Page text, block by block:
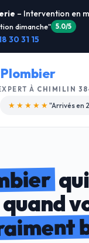
– Intervention en
!" 4.9/5
30 31 15
Plombier
À CHIMILIN
★★★★☆ "Devis
qui